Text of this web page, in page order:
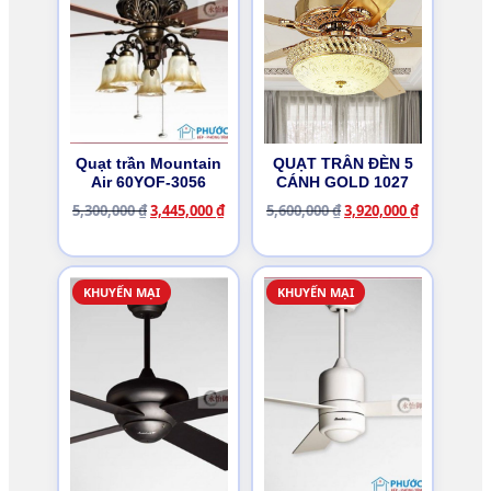
Quạt trần Mountain
Air 60YOF-3056
5,300,000₫Giá
5,300,000 ₫.
3,445,000₫Giá
tại
là:
3,445,000 ₫.
QUẠT TRẦN ĐÈN 5
CÁNH GOLD 1027
5,600,000₫Giá
5,600,000 ₫.
3,920,000₫Giá
tại
là:
KHUYẾN MẠI KHUYẾN MẠI